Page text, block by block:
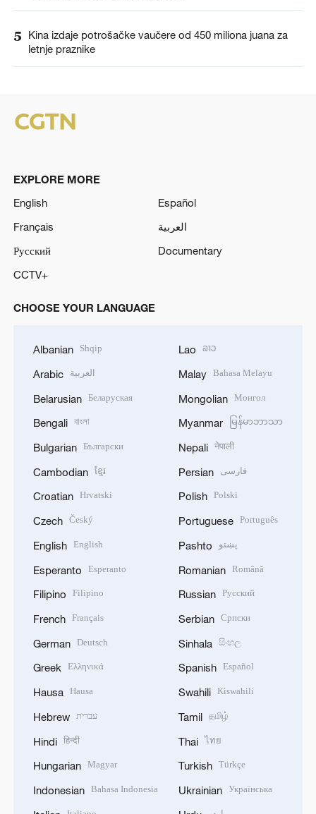
5
Kina izdaje potrošačke vaučere od 450 miliona juana za
letnje praznike
EXPLORE MORE
English
Español
Français
العربية
Русский
Documentary
CCTV+
CHOOSE YOUR LANGUAGE
Albanian Shqip
Arabic العربية
Belarusian Беларуская
Bengali বাংলা
Bulgarian Български
Cambodian ខ្មែរ
Croatian Hrvatski
Czech Český
English English
Esperanto Esperanto
Filipino Filipino
French Français
German Deutsch
Greek Ελληνικά
Hausa Hausa
Hebrew עברית
Hindi हिन्दी
Hungarian Magyar
Indonesian Bahasa Indonesia
Lao ລາວ
Malay Bahasa Melayu
Mongolian Монгол
Myanmar မြန်မာဘာသာ
Nepali नेपाली
Persian فارسی
Polish Polski
Portuguese Português
Pashto پښتو
Romanian Română
Russian Русский
Serbian Српски
Sinhala සිංහල
Spanish Español
Swahili Kiswahili
Tamil தமிழ்
Thai ไทย
Turkish Türkçe
Ukrainian Українська